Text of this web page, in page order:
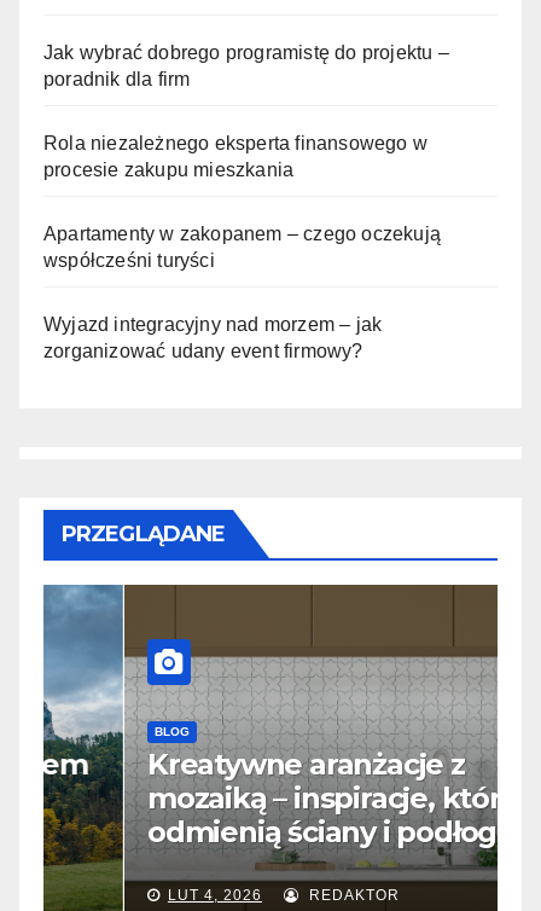
Jak wybrać dobrego programistę do projektu –
poradnik dla firm
Rola niezależnego eksperta finansowego w
procesie zakupu mieszkania
Apartamenty w zakopanem – czego oczekują
współcześni turyści
Wyjazd integracyjny nad morzem – jak
zorganizować udany event firmowy?
PRZEGLĄDANE
BLOG
Kreatywne aranżacje z
mozaiką – inspiracje, które
odmienią ściany i podłogi
LUT 4, 2026 REDAKTOR